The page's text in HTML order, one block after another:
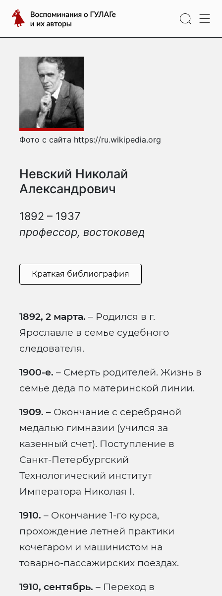
содержимому
Воспоминания
о
ГУЛАГе
авторы
Невский Николай
Александрович
1892 – 1937
профессор, востоковед
Фото с сайта https://ru.wikipedia.org
Краткая библиография
1892, 2 марта. – Родился в г.
Ярославле в семье судебного
следователя.
1900-е. – Смерть родителей. Жизнь в
семье деда по материнской линии.
1909. – Окончание с серебряной
медалью гимназии (учился за
казенный счет). Поступление в
Санкт-Петербургский
Технологический институт
Императора Николая I.
1910. – Окончание 1-го курса,
прохождение летней практики
кочегаром и машинистом на
товарно-пассажирских поездах.
1910, сентябрь. – Переход в